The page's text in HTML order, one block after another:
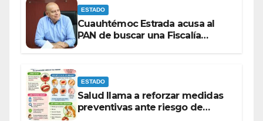
ESTADO
Cuauhtémoc Estrada acusa al
PAN de buscar una Fiscalía
ESTADO
Salud llama a reforzar medidas
preventivas ante riesgo de